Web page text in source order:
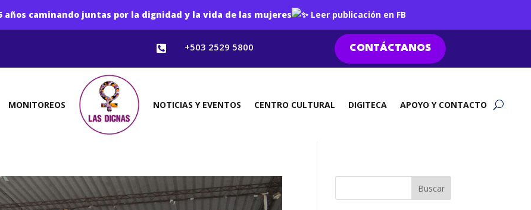
años caminando juntas por la dignidad y la vida de las mujeres Leer publicación en FB
 +503 2529 5800 CONTÁCTANOS
MONITOREOS NOTICIAS Y EVENTOS CENTRO CULTURAL DIGITECA APOYO Y CONTACTO